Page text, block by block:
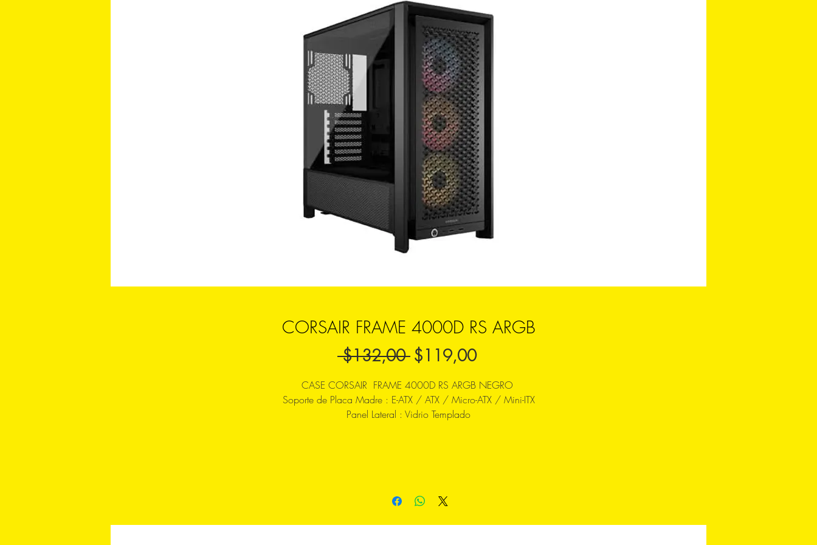
CORSAIR FRAME 4000D RS ARGB
$132,00 Precio
$119,00Precio
oferta
CASE CORSAIR FRAME 4000D RS ARGB NEGRO
Soporte de Placa Madre : E-ATX / ATX / Micro-ATX / Mini-ITX
Panel Lateral : Vidrio Templado